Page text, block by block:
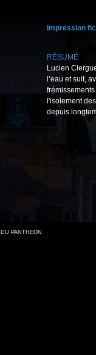
Impression
RÉSUMÉ
Lucien
l’eau et suit,
l'isolement
depuis
PANTHEON